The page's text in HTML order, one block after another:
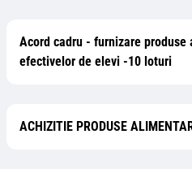
Acord cadru - furnizare
efectivelor de elevi -10 loturi
ACHIZITIE PRODUSE